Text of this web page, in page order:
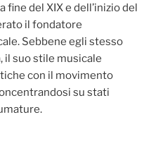
del XIX e dell’inizio del
il fondatore
Sebbene egli stesso
suo stile musicale
con il movimento
su stati